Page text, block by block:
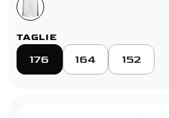
TAGLIE
176 164 152